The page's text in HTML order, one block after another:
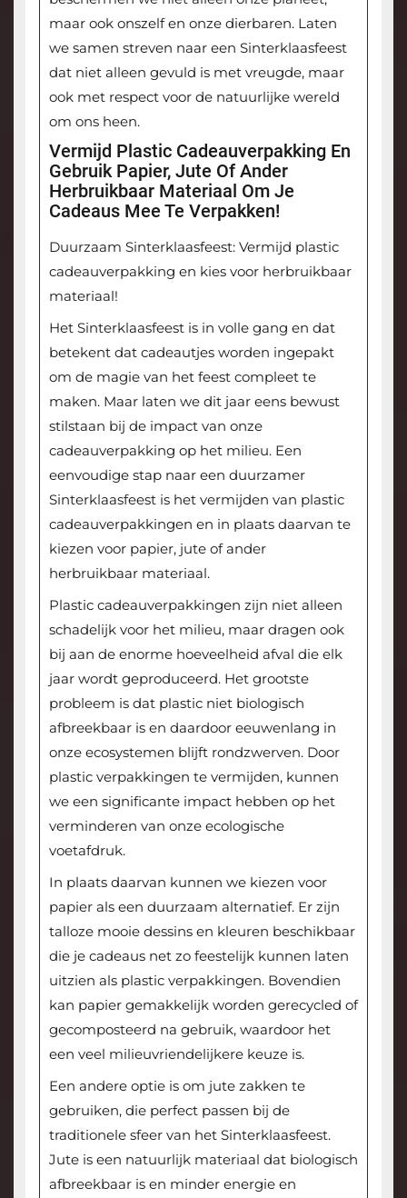
maar ook onszelf en onze dierbaren. Laten
we samen streven naar een Sinterklaasfeest
dat niet alleen gevuld is met vreugde, maar
ook met respect voor de natuurlijke wereld
om ons heen.
Vermijd Plastic Cadeauverpakking En
Gebruik Papier, Jute Of Ander
Herbruikbaar Materiaal Om Je
Cadeaus Mee Te Verpakken!
Duurzaam Sinterklaasfeest: Vermijd plastic
cadeauverpakking en kies voor herbruikbaar
materiaal!
Het Sinterklaasfeest is in volle gang en dat
betekent dat cadeautjes worden ingepakt
om de magie van het feest compleet te
maken. Maar laten we dit jaar eens bewust
stilstaan bij de impact van onze
cadeauverpakking op het milieu. Een
eenvoudige stap naar een duurzamer
Sinterklaasfeest is het vermijden van plastic
cadeauverpakkingen en in plaats daarvan te
kiezen voor papier, jute of ander
herbruikbaar materiaal.
Plastic cadeauverpakkingen zijn niet alleen
schadelijk voor het milieu, maar dragen ook
bij aan de enorme hoeveelheid afval die elk
jaar wordt geproduceerd. Het grootste
probleem is dat plastic niet biologisch
afbreekbaar is en daardoor eeuwenlang in
onze ecosystemen blijft rondzwerven. Door
plastic verpakkingen te vermijden, kunnen
we een significante impact hebben op het
verminderen van onze ecologische
voetafdruk.
In plaats daarvan kunnen we kiezen voor
papier als een duurzaam alternatief. Er zijn
talloze mooie dessins en kleuren beschikbaar
die je cadeaus net zo feestelijk kunnen laten
uitzien als plastic verpakkingen. Bovendien
kan papier gemakkelijk worden gerecycled of
gecomposteerd na gebruik, waardoor het
een veel milieuvriendelijkere keuze is.
Een andere optie is om jute zakken te
gebruiken, die perfect passen bij de
traditionele sfeer van het Sinterklaasfeest.
Jute is een natuurlijk materiaal dat biologisch
afbreekbaar is en minder energie en